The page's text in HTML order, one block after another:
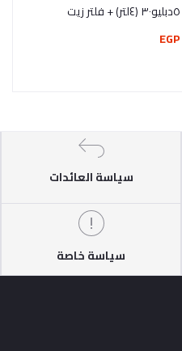
سياسة العائدات
سياسة خاصة